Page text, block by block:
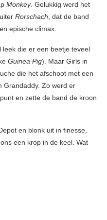
Monkey. Gelukkig werd het
Rorschach, dat de band
epische climax.
die er een beetje teveel
Guinea Pig). Maar Girls in
die het afschoot met een
Grandaddy. Zo werd er
en zette de band de kroon
en blonk uit in finesse,
een krop in de keel. Wat